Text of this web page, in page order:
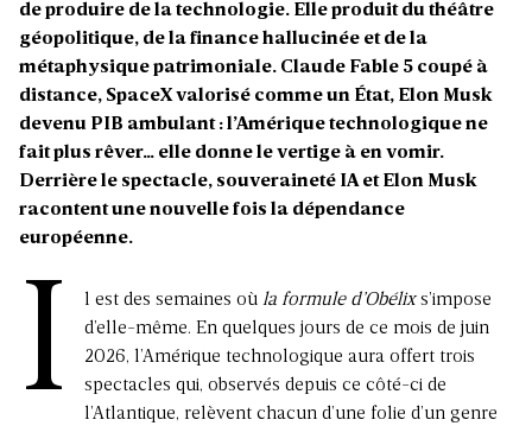
de produire de la technologie. Elle produit du théâtre
géopolitique, de la finance hallucinée et de la
métaphysique patrimoniale. Claude Fable 5 coupé à
distance, SpaceX valorisé comme un État, Elon Musk
devenu PIB ambulant : l’Amérique technologique ne
fait plus rêver… elle donne le vertige à en vomir.
Derrière le spectacle, souveraineté IA et Elon Musk
racontent une nouvelle fois la dépendance
européenne.
I l est des semaines oùla formule d’Obélixs’impose
d’elle-même. En quelques jours de ce mois de juin
2026, l’Amérique technologique aura offert trois
spectacles qui, observés depuis ce côté-ci de
l’Atlantique, relèvent chacun d’une folie d’un genre